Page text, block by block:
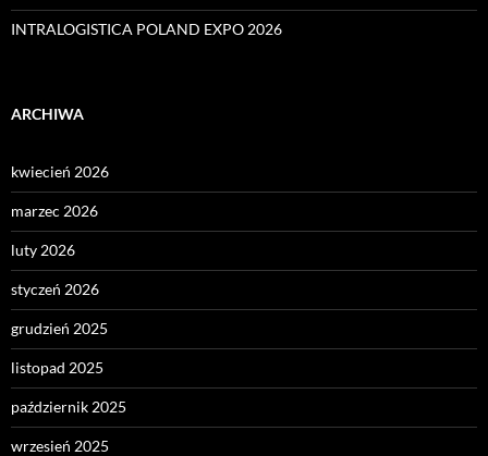
INTRALOGISTICA POLAND EXPO 2026
ARCHIWA
kwiecień 2026
marzec 2026
luty 2026
styczeń 2026
grudzień 2025
listopad 2025
październik 2025
wrzesień 2025